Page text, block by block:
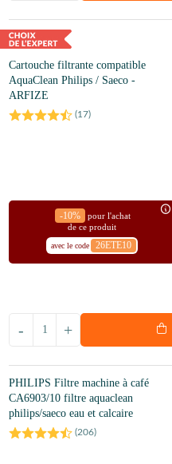
Cartouche filtrante compatible
AquaClean Philips / Saeco -
ARFIZE
(17)
-10%
pour l'achat
de ce produit
avec le code 26ETE10
+
-
PHILIPS Filtre machine à café
CA6903/10 filtre aquaclean
philips/saeco eau et calcaire
(206)